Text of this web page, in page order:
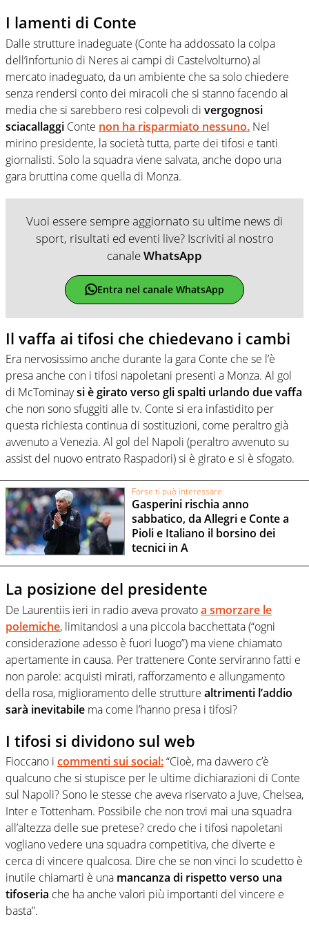
I lamenti di Conte
Dalle strutture inadeguate (Conte ha addossato la colpa
dell’infortunio di Neres ai campi di Castelvolturno) al
mercato inadeguato, da un ambiente che sa solo chiedere
senza rendersi conto dei miracoli che si stanno facendo ai
media che si sarebbero resi colpevoli di vergognosi
sciacallaggi Conte non ha risparmiato nessuno. Nel
mirino presidente, la società tutta, parte dei tifosi e tanti
giornalisti. Solo la squadra viene salvata, anche dopo una
gara bruttina come quella di Monza.
Vuoi essere sempre aggiornato su ultime news di
sport, risultati ed eventi live? Iscriviti al nostro
canaleWhatsApp
Entra nel canale WhatsApp
Il vaffa ai tifosi che chiedevano i cambi
Era nervosissimo anche durante la gara Conte che se l’è
presa anche con i tifosi napoletani presenti a Monza. Al gol
di McTominaysi è girato verso gli spalti urlando due vaffa
che non sono sfuggiti alle tv. Conte si era infastidito per
questa richiesta continua di sostituzioni, come peraltro già
avvenuto a Venezia. Al gol del Napoli (peraltro avvenuto su
assist del nuovo entrato Raspadori) si è girato e si è sfogato.
Forse ti può interessare
Gasperini rischia anno
sabbatico, da Allegri e Conte a
Pioli e Italiano il borsino dei
tecnici in A
La posizione del presidente
De Laurentiis ieri in radio aveva provatoa smorzare le
polemiche, limitandosi a una piccola bacchettata (“ogni
considerazione adesso è fuori luogo”) ma viene chiamato
apertamente in causa. Per trattenere Conte serviranno fatti e
non parole: acquisti mirati, rafforzamento e allungamento
della rosa, miglioramento delle strutture altrimenti l’addio
sarà inevitabile ma come l’hanno presa i tifosi?
I tifosi si dividono sul web
Fioccano i commenti sui social:“Cioè, ma davvero c’è
qualcuno che si stupisce per le ultime dichiarazioni di Conte
sul Napoli? Sono le stesse che aveva riservato a Juve, Chelsea,
Inter e Tottenham. Possibile che non trovi mai una squadra
all’altezza delle sue pretese? credo che i tifosi napoletani
vogliano vedere una squadra competitiva, che diverte e
cerca di vincere qualcosa. Dire che se non vinci lo scudetto è
inutile chiamarti è una mancanza di rispetto verso una
tifoseria che ha anche valori più importanti del vincere e
basta”.